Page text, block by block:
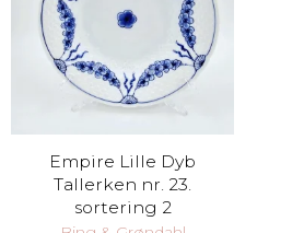
Empire Lille Dyb
Tallerken nr. 23.
sortering 2